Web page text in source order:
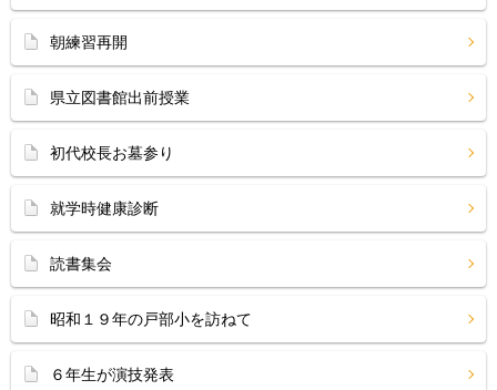
朝練習再開
県立図書館出前授業
初代校長お墓参り
就学時健康診断
読書集会
昭和１９年の戸部小を訪ねて
６年生が演技発表